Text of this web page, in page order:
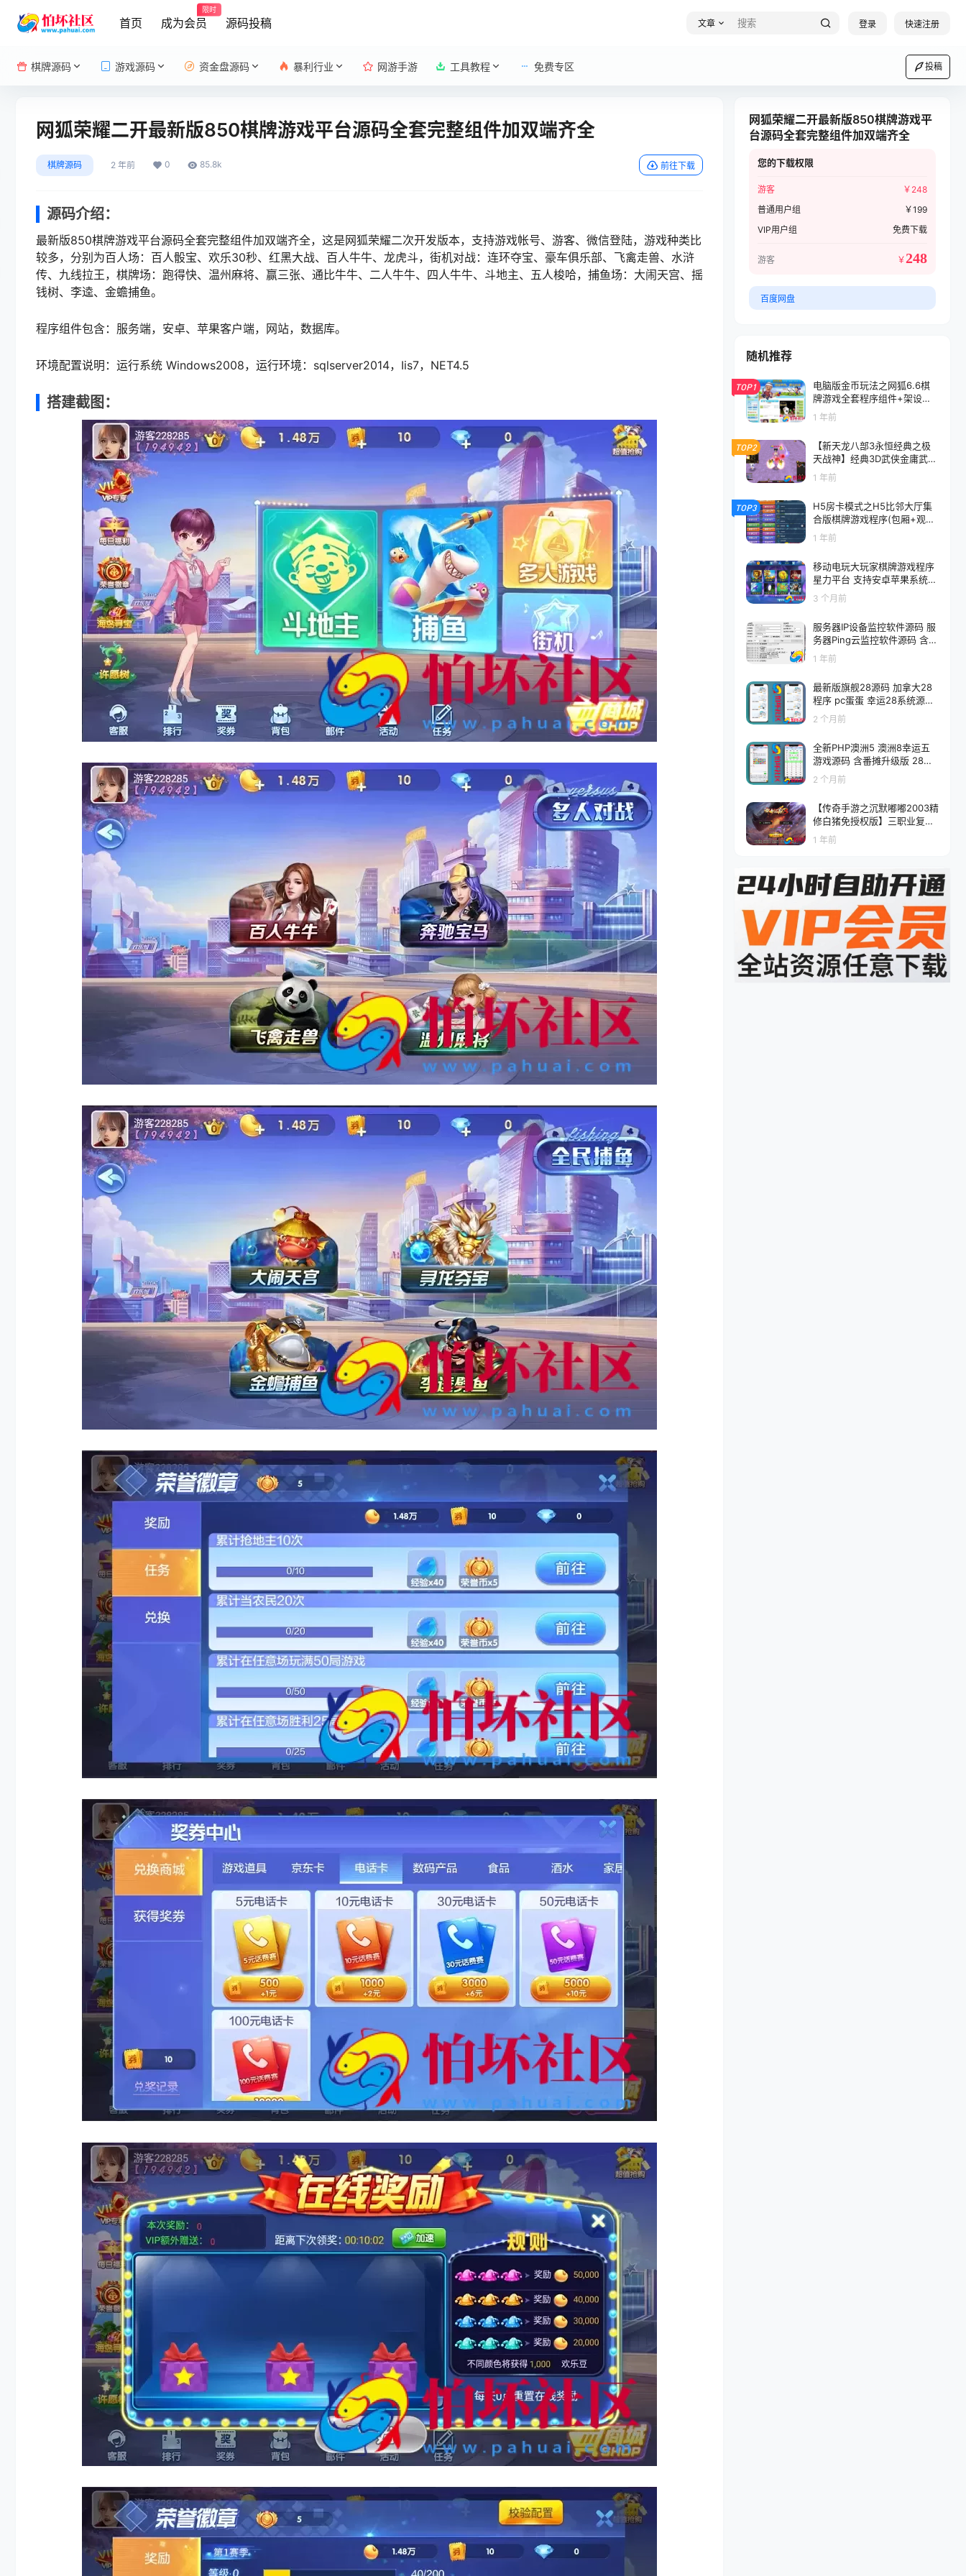
首页 成为会员
限时
源码投稿 文章 登录 快速注册
棋牌源码 游戏源码 资金盘源码 暴利行业 网游手游 工具教程 免费专区 投稿
网狐荣耀二开最新版850棋牌游戏平台源码全套完整组件加双端齐全
棋牌源码 2 年前 0 85.8k 前往下载
源码介绍：
最新版850棋牌游戏平台源码全套完整组件加双端齐全，这是网狐荣耀二次开发版本，支持游戏帐号、游客、微信登陆，游戏种类比
较多，分别为百人场：百人骰宝、欢乐30秒、红黑大战、百人牛牛、龙虎斗，街机对战：连环夺宝、豪车俱乐部、飞禽走兽、水浒
传、九线拉王，棋牌场：跑得快、温州麻将、赢三张、通比牛牛、二人牛牛、四人牛牛、斗地主、五人梭哈，捕鱼场：大闹天宫、摇
钱树、李逵、金蟾捕鱼。
程序组件包含：服务端，安卓、苹果客户端，网站，数据库。
环境配置说明：运行系统 Windows2008，运行环境：sqlserver2014，Iis7，NET4.5
搭建截图：
网狐荣耀二开最新版850棋牌游戏平
台源码全套完整组件加双端齐全
您的下载权限
游客 ￥ 248
普通用户组
￥199
VIP用户组
免费下载
游客 ￥248
百度网盘
随机推荐
TOP1
电脑版金币玩法之网狐6.6棋
牌游戏全套程序组件+架设视
频教程(正式商业版)
1 年前
TOP2
【新天龙八部3永恒经典之极
天战神】经典3D武侠金庸武侠
端游–打包Linux服务端源码视
频架设教程-完整PC客户端-配
1 年前
TOP3
H5房卡模式之H5比邻大厅集
合版棋牌游戏程序(包厢+观战
+防伪)
1 年前
移动电玩大玩家棋牌游戏程序
星力平台 支持安卓苹果系统P
C 支持三网通
3 个月前
服务器IP设备监控软件源码 服
务器Ping云监控软件源码 含成
品软件
1 年前
最新版旗舰28源码 加拿大28
程序 pc蛋蛋 幸运28系统源码
彩种丰富 机器人带控完美无B
UG 附带搭建教程
2 个月前
全新PHP澳洲5 澳洲8幸运五
游戏源码 含番摊升级版 28机
器人程序源码 多套UI自定义切
换
2 个月前
【传奇手游之沉默嘟嘟2003精
修白猪免授权版】三职业复古
特色战神引擎传奇手游-Win服
务端源码视频架设教程-新版G
M直冲网页后台-安卓苹果IOS
双端版本
1 年前